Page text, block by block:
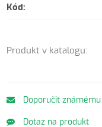
Kód:
Produkt v katalogu:
Doporučit známému
Dotaz na produkt